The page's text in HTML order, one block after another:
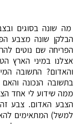
מה שונה בסוגים
הבלקן שונה מצבע
הפריחה שם נוטים
אצלנו במיני הארץ
והאדום? התשובה
בתשובה הנכונה
ממה שידוע לי אחד
הצבע האדום. צבע
למשל) המתאימים